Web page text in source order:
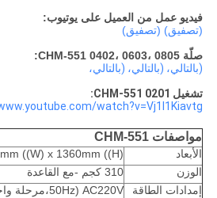
فيديو عمل من العميل على يوتيوب:
(تصفيق) (تصفيق)
صلّة CHM-551 0402، 0603، 0805:
(بالتالي، (بالتالي، (بالتالي،
تشغيل CHM-551 0201:
watch?v=Vj1I1Kiavtg
مواصفات CHM-551
الأبعاد
((W) x 1360mm ((H)
الوزن
310 كجم -مع القاعدة
إمدادات الطاقة
AC220V (50Hz،مرحلة واحدة) 1.5kw